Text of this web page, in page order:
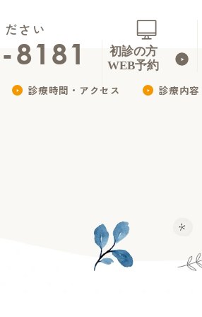
さい
8181
診療時間・アクセス 診療内容